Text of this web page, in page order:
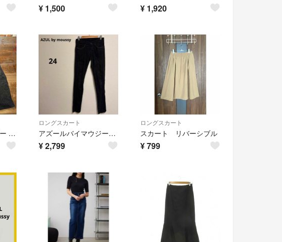
¥ 1,500 ¥ 1,920
アズールバイマウジー ロングスカート
ロングスカート
アズールバイマウジー スキニーデニム ブラック スタッズ シンプル 美脚 無地
¥2,799
ロングスカート
スカート リバーシブル
¥799